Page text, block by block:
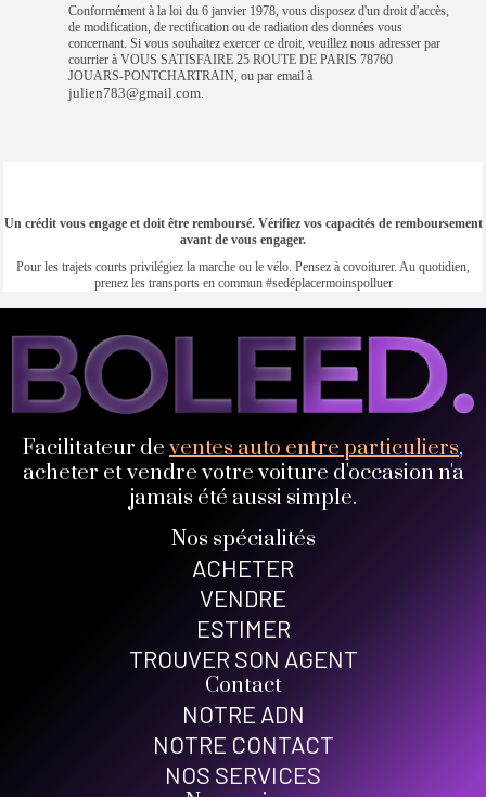
Conformément à la loi du 6 janvier 1978, vous disposez d'un droit d'accès,
de modification, de rectification ou de radiation des données vous
concernant. Si vous souhaitez exercer ce droit, veuillez nous adresser par
courrier à VOUS SATISFAIRE 25 ROUTE DE PARIS 78760
JOUARS-PONTCHARTRAIN, ou par email à
julien783@gmail.com.
Un crédit vous engage et doit être remboursé. Vérifiez vos capacités de remboursement
avant de vous engager.
Pour les trajets courts privilégiez la marche ou le vélo. Pensez à covoiturer. Au quotidien,
prenez les transports en commun #sedéplacermoinspolluer
Facilitateur deventes auto entre particuliers,
acheter et vendre votre voiture d'occasion n'a
jamais été aussi simple.
Nos spécialités
ACHETER
VENDRE
ESTIMER
TROUVER SON AGENT
Contact
NOTRE ADN
NOTRE CONTACT
NOS SERVICES